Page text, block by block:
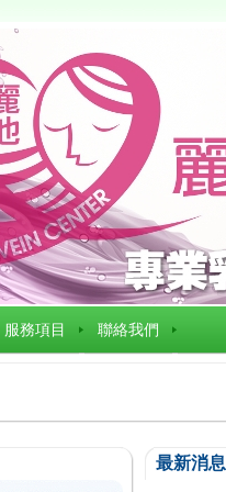
服務項目 聯絡我們
最新消息